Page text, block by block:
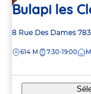
Bulapi les
Adresse
la
8 Rue Des Dames
DISTANCE
614 M 7:30-19:00